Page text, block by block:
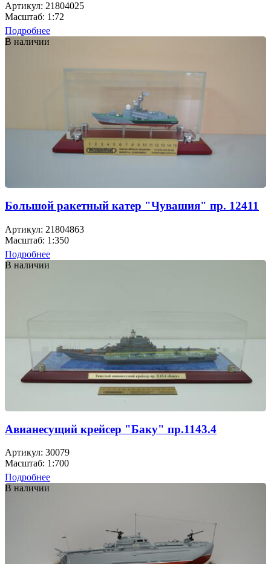
Артикул: 21804025
Масштаб: 1:72
Подробнее
В наличии
Большой ракетный катер "Чувашия" пр. 12411
Артикул: 21804863
Масштаб: 1:350
Подробнее
В наличии
Авианесущий крейсер "Баку" пр.1143.4
Артикул: 30079
Масштаб: 1:700
Подробнее
В наличии